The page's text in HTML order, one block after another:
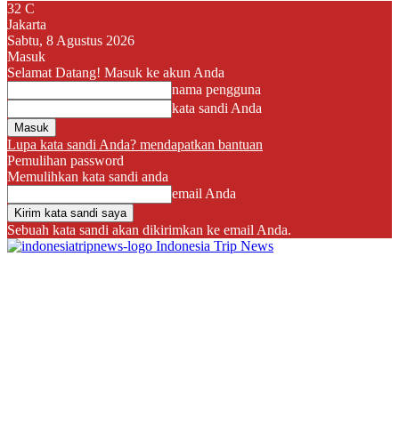
32 C
Jakarta
Sabtu, 8 Agustus 2026
Masuk
Selamat Datang! Masuk ke akun Anda
nama pengguna
kata sandi Anda
Lupa kata sandi Anda? mendapatkan bantuan
Pemulihan password
Memulihkan kata sandi anda
email Anda
Sebuah kata sandi akan dikirimkan ke email Anda.
Indonesia Trip News